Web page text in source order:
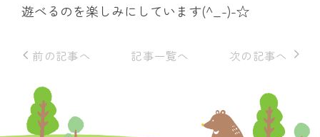
遊べるのを楽しみにしています(^_-)-☆
前の記事へ 記事一覧へ 次の記事へ